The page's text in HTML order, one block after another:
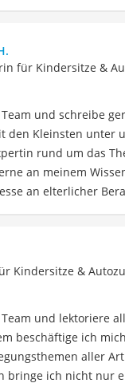
für Kindersitze &
und schreibe
den Kleinsten unter
rund um das
an meinem
an elterlicher
Kindergesundheit,
sowie
ihre Kinder optimal
Vergleich ist aus
fürEltern und
Kindersitze &
und lektoriere
beschäftige ich
aller
bringe ich nicht nur